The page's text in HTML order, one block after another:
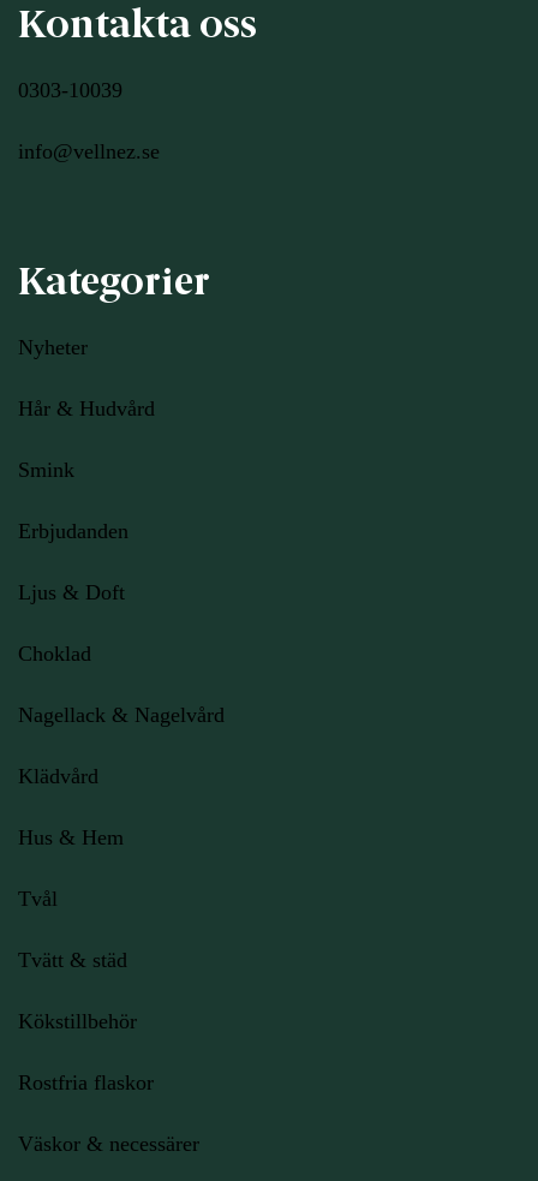
Kontakta oss
0303-10039
info@vellnez.se
Kategorier
Nyheter
Hår & Hudvård
Smink
Erbjudanden
Ljus & Doft
Choklad
Nagellack & Nagelvård
Klädvård
Hus & Hem
Tvål
Tvätt & städ
Kökstillbehör
Rostfria flaskor
Väskor & necessärer